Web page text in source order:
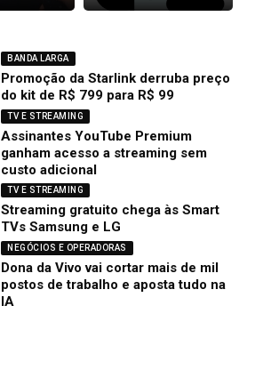
BANDA LARGA
Promoção da Starlink derruba preço
do kit de R$ 799 para R$ 99
TV E STREAMING
Assinantes YouTube Premium
ganham acesso a streaming sem
custo adicional
TV E STREAMING
Streaming gratuito chega às Smart
TVs Samsung e LG
NEGÓCIOS E OPERADORAS
Dona da Vivo vai cortar mais de mil
postos de trabalho e aposta tudo na
IA